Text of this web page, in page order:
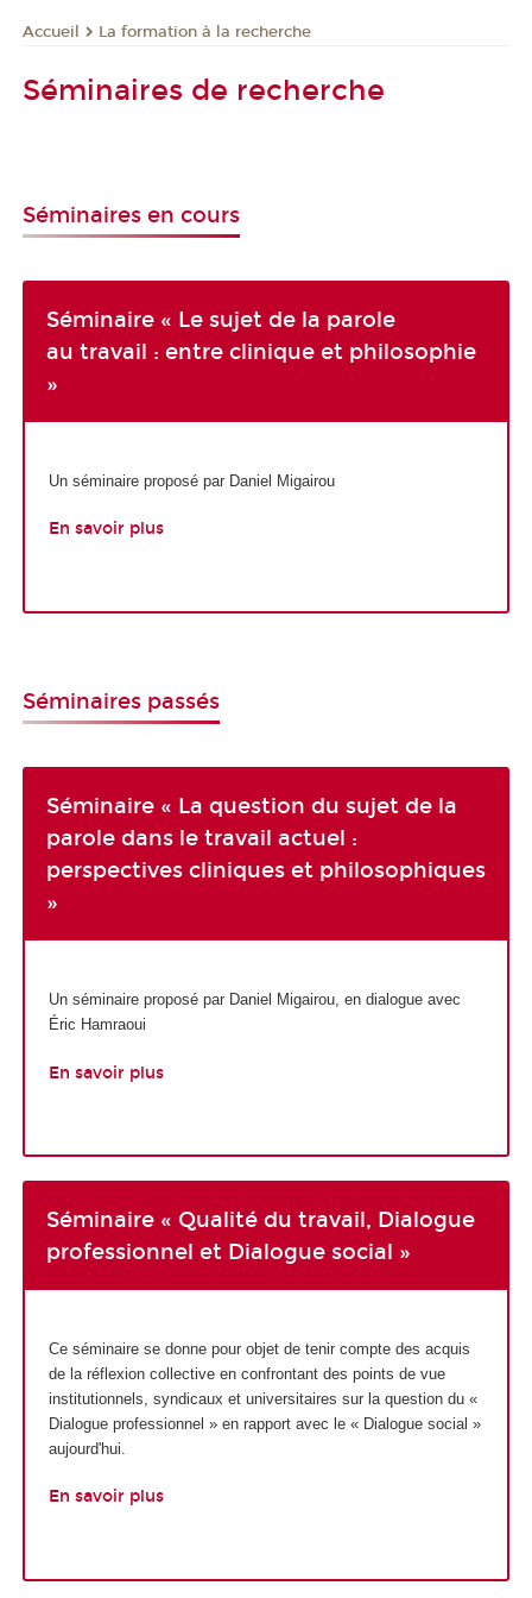
Accueil La formation à la recherche
Séminaires de recherche
Séminaires en cours
Séminaire « Le sujet de la parole
au travail : entre clinique et philosophie
»
Un séminaire proposé par Daniel Migairou
En savoir plus
Séminaires passés
Séminaire « La question du sujet de la
parole dans le travail actuel :
perspectives cliniques et philosophiques
»
Un séminaire proposé par Daniel Migairou, en dialogue avec
Éric Hamraoui
En savoir plus
Séminaire « Qualité du travail, Dialogue
professionnel et Dialogue social »
Ce séminaire se donne pour objet de tenir compte des acquis
de la réflexion collective en confrontant des points de vue
institutionnels, syndicaux et universitaires sur la question du «
Dialogue professionnel » en rapport avec le « Dialogue social »
aujourd'hui.
En savoir plus